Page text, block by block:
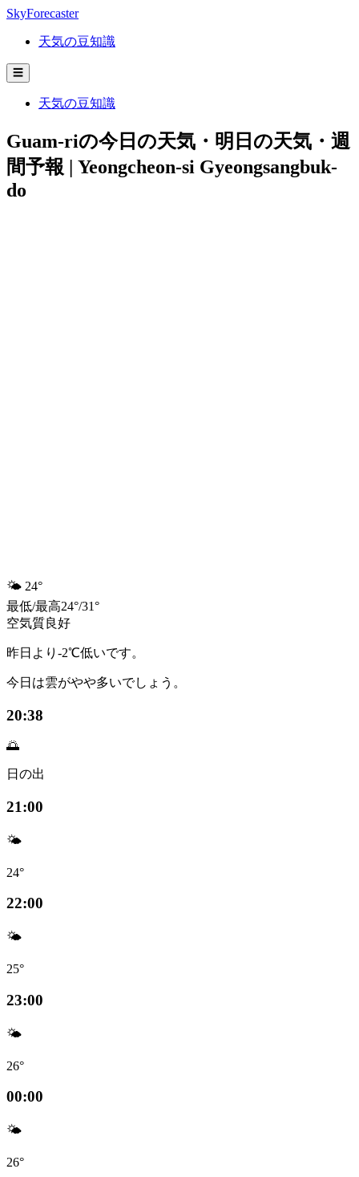
SkyForecaster
天気の豆知識
☰
天気の豆知識
Guam-riの今日の天気・明日の天気・週
間予報 | Yeongcheon-si Gyeongsangbuk-
do
🌤️ 24°
最低/最高24°/31°
空気質良好
昨日より-2℃低いです。
今日は雲がやや多いでしょう。
20:38
🌅
日の出
21:00
🌤️
24°
22:00
🌤️
25°
23:00
🌤️
26°
00:00
🌤️
26°